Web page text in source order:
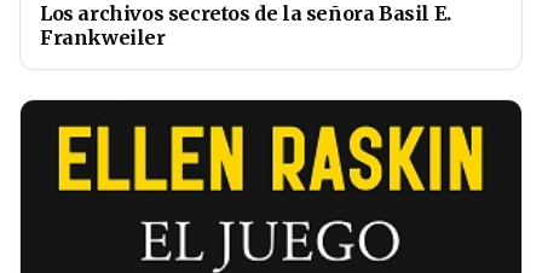
Los archivos secretos de la señora Basil E.
Frankweiler